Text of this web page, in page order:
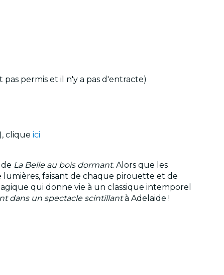
permis et il n'y a pas d'entracte)
clique ici
La Belle au bois dormant. Alors que les
faisant de chaque pirouette et de
qui donne vie à un classique intemporel
dans un spectacle scintillantà Adelaide !